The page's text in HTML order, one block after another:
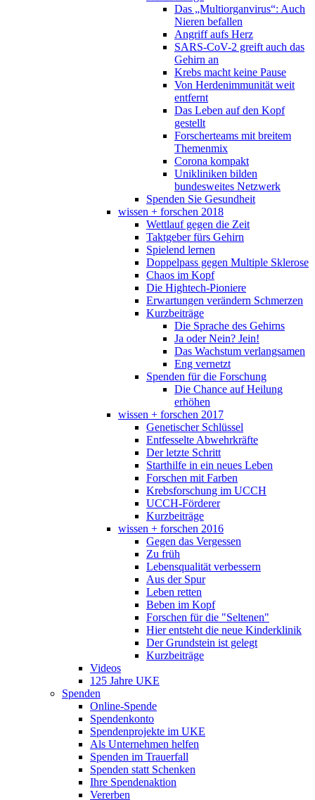
Das „Multiorganvirus“: Auch
Nieren befallen
Angriff aufs Herz
SARS-CoV-2 greift auch das
Gehirn an
Krebs macht keine Pause
Von Herdenimmunität weit
entfernt
Das Leben auf den Kopf
gestellt
Forscherteams mit breitem
Themenmix
Corona kompakt
Unikliniken bilden
bundesweites Netzwerk
Spenden Sie Gesundheit
wissen + forschen 2018
Wettlauf gegen die Zeit
Taktgeber fürs Gehirn
Spielend lernen
Doppelpass gegen Multiple Sklerose
Chaos im Kopf
Die Hightech-Pioniere
Erwartungen verändern Schmerzen
Kurzbeiträge
Die Sprache des Gehirns
Ja oder Nein? Jein!
Das Wachstum verlangsamen
Eng vernetzt
Spenden für die Forschung
Die Chance auf Heilung
erhöhen
wissen + forschen 2017
Genetischer Schlüssel
Entfesselte Abwehrkräfte
Der letzte Schritt
Starthilfe in ein neues Leben
Forschen mit Farben
Krebsforschung im UCCH
UCCH-Förderer
Kurzbeiträge
wissen + forschen 2016
Gegen das Vergessen
Zu früh
Lebensqualität verbessern
Aus der Spur
Leben retten
Beben im Kopf
Forschen für die "Seltenen"
Hier entsteht die neue Kinderklinik
Der Grundstein ist gelegt
Kurzbeiträge
Videos
125 Jahre UKE
Spenden
Online-Spende
Spendenkonto
Spendenprojekte im UKE
Als Unternehmen helfen
Spenden im Trauerfall
Spenden statt Schenken
Ihre Spendenaktion
Vererben